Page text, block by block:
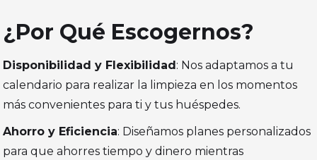
¿Por Qué Escogernos?
Disponibilidad y Flexibilidad : Nos adaptamos a tu
calendario para realizar la limpieza en los momentos
más convenientes para ti y tus huéspedes.
Ahorro y Eficiencia: Diseñamos planes personalizados
para que ahorres tiempo y dinero mientras